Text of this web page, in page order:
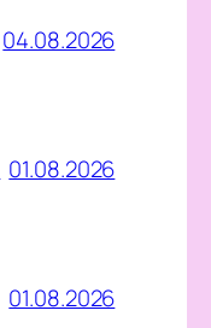
04.08.2026
01.08.2026
01.08.2026